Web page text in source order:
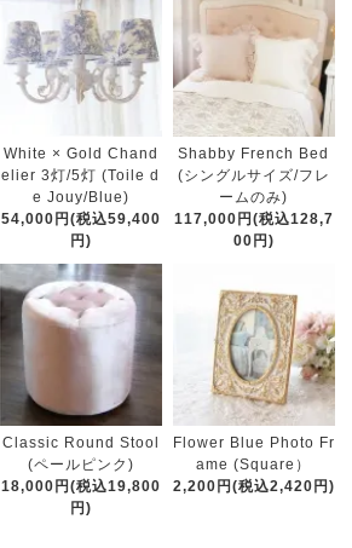
White × Gold Chand
elier 3灯/5灯 (Toile d
e Jouy/Blue)
54,000円(税込59,400
円)
Shabby French Bed
(シングルサイズ/フレ
ームのみ)
117,000円(税込128,7
00円)
Classic Round Stool
(ペールピンク)
18,000円(税込19,800
円)
Flower Blue Photo Fr
ame (Square）
2,200円(税込2,420円)